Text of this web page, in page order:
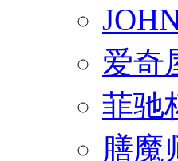
爱奇
菲驰
膳魔